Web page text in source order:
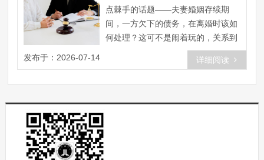
点棘手的话题——夫妻婚姻存续期
间，一方欠下的债务，在离婚时该如
何处理？这可不是闹着玩的，关系到
咱们的财产和权益呢！ 首先，咱们
发布于：2026-07-14 详细阅读